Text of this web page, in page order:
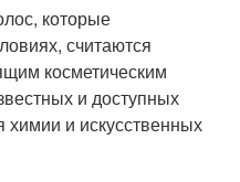
которые
считаются
косметическим
и доступных
химии и искусственных